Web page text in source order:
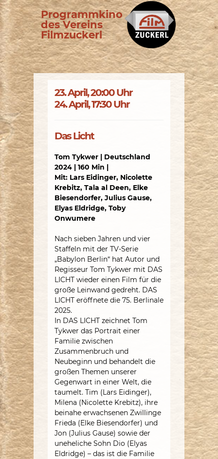
Programmkino
des Vereins
Filmzuckerl
23. April, 20:00 Uhr
24. April, 17:30 Uhr
Das Licht
Tom Tykwer | Deutschland
2024 | 160 Min |
Mit: Lars Eidinger, Nicolette
Krebitz, Tala al Deen, Elke
Biesendorfer, Julius Gause,
Elyas Eldridge, Toby
Onwumere
Nach sieben Jahren und vier
Staffeln mit der TV-Serie
„Babylon Berlin“ hat Autor und
Regisseur Tom Tykwer mit DAS
LICHT wieder einen Film für die
große Leinwand gedreht. DAS
LICHT eröffnete die 75. Berlinale
2025.
In DAS LICHT zeichnet Tom
Tykwer das Portrait einer
Familie zwischen
Zusammenbruch und
Neubeginn und behandelt die
großen Themen unserer
Gegenwart in einer Welt, die
taumelt. Tim (Lars Eidinger),
Milena (Nicolette Krebitz), ihre
beinahe erwachsenen Zwillinge
Frieda (Elke Biesendorfer) und
Jon (Julius Gause) sowie der
uneheliche Sohn Dio (Elyas
Eldridge) – das ist die Familie